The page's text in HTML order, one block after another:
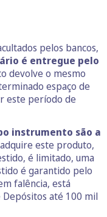
pelos bancos,
é entregue pelo
devolve o mesmo
espaço de
este período de
instrumento são a
este produto,
é limitado, uma
é garantido pelo
falência, está
até 100 mil